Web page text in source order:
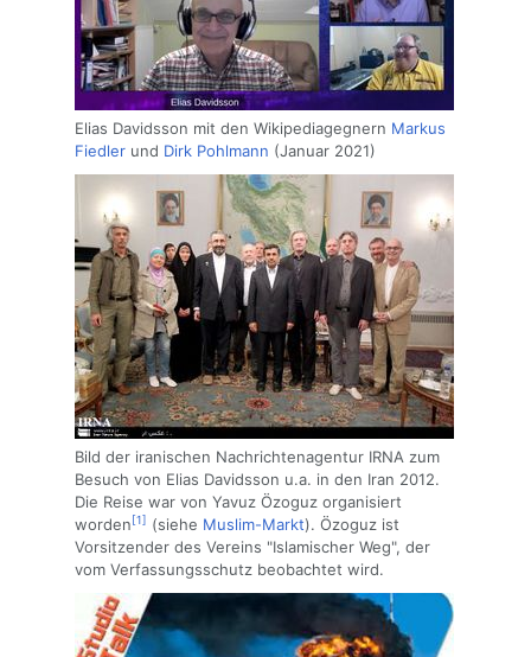
Elias Davidsson mit den Wikipediagegnern Markus
Fiedler und Dirk Pohlmann (Januar 2021)
Bild der iranischen Nachrichtenagentur IRNA zum
Besuch von Elias Davidsson u.a. in den Iran 2012.
Die Reise war von Yavuz Özoguz organisiert
worden [1] (siehe Muslim-Markt). Özoguz ist
Vorsitzender des Vereins "Islamischer Weg", der
vom Verfassungsschutz beobachtet wird.